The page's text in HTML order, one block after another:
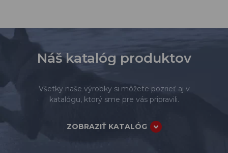
Náš katalóg produktov
Všetky naše výrobky si môžete pozrieť aj v
katalógu, ktorý sme pre vás pripravili.
ZOBRAZIŤ KATALÓG